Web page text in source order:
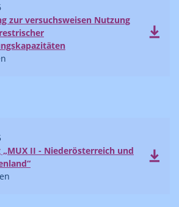
zur versuchsweisen Nutzung
„MUX II - Niederösterreich und